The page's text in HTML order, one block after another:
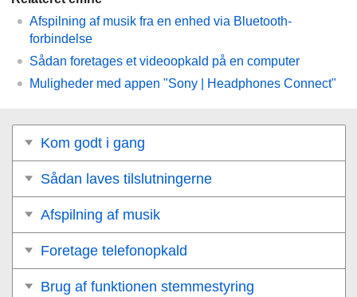
Afspilning af musik fra en enhed via Bluetooth-
forbindelse
Sådan foretages et videoopkald på en computer
Muligheder med appen "Sony | Headphones Connect"
Kom godt i gang
Sådan laves tilslutningerne
Afspilning af musik
Foretage telefonopkald
Brug af funktionen stemmestyring